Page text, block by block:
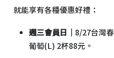
就能享有各種優惠好禮：
週三會員日｜ 8/27台灣
葡萄(L) 2杯88元。